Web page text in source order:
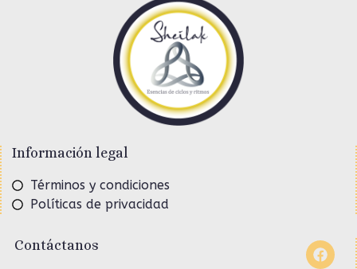
Información legal
Términos y condiciones
Políticas de privacidad
Contáctanos